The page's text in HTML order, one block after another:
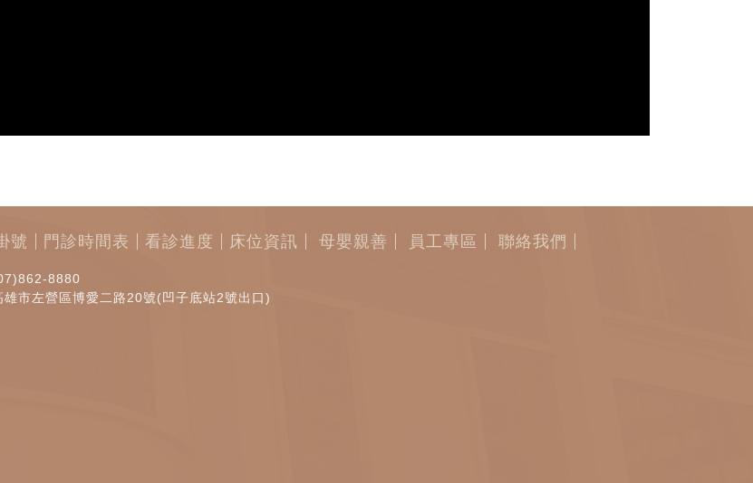
號 門診時間表 看診進度 床位資訊 母嬰親善 員工專區 聯絡我們
8880
雄市左營區博愛二路20號(凹子底站2號出口)